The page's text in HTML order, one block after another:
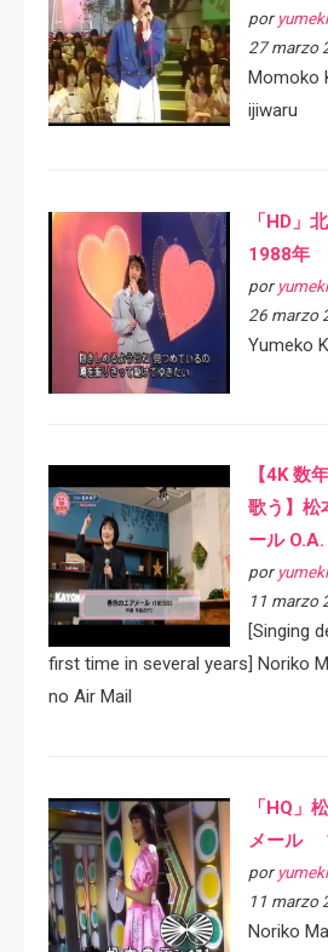
por
27 marzo
Momoko
ijiwaru
「HD
1988年
por
26 marzo
Yumeko
【4K 数
歌う】松
ール
por
11 marzo
[Singing
first time in several years] Noriko
no Air Mail
「HQ」
メール
por
11 marzo
Noriko